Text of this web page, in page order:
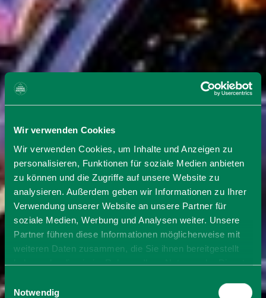
Wir verwenden Cookies
Wir verwenden Cookies, um Inhalte und Anzeigen zu
personalisieren, Funktionen für soziale Medien anbieten
zu können und die Zugriffe auf unsere Website zu
analysieren. Außerdem geben wir Informationen zu Ihrer
Verwendung unserer Website an unsere Partner für
soziale Medien, Werbung und Analysen weiter. Unsere
Partner führen diese Informationen möglicherweise mit
weiteren Daten zusammen, die Sie ihnen bereitgestellt
haben oder die sie im Rahmen Ihrer Nutzung der Dienste
Cookies, wenn Sie unsere Webseite weiterhin nutzen.
Einwilligungsauswahl
Notwendig